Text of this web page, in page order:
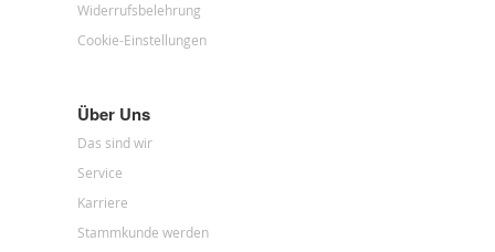
Widerrufsbelehrung
Cookie-Einstellungen
Über Uns
Das sind wir
Service
Karriere
Stammkunde werden